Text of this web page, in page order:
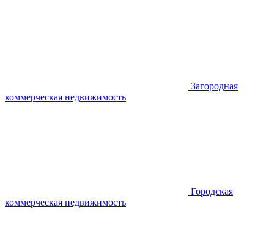
Загородная
коммерческая недвижимость
Городская
коммерческая недвижимость